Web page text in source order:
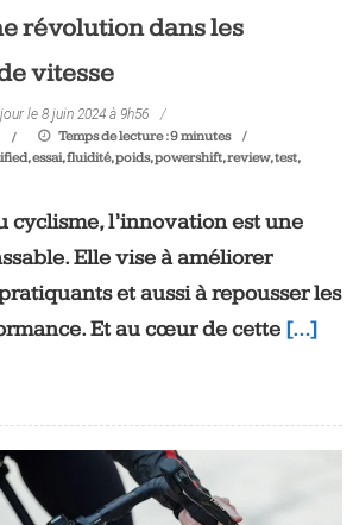
révolution dans les
vitesse
le 8 juin 2024 à 9h56
Temps de lecture :9minutes
,essai,fluidité,poids,powershift,review,test,
cyclisme, l’innovation est une
Elle vise à améliorer
et aussi à repousser les
Et au cœur de cette […]